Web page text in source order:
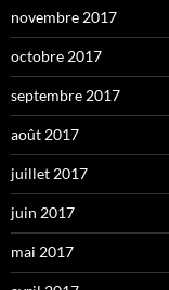
novembre 2017
octobre 2017
septembre 2017
août 2017
juillet 2017
juin 2017
mai 2017